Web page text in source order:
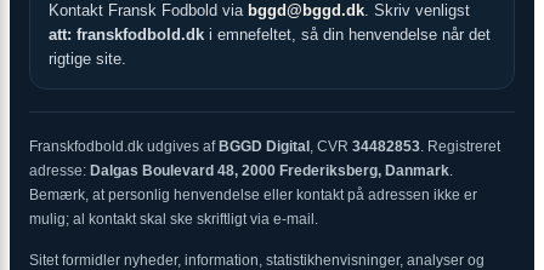
Kontakt Fransk Fodbold via bggd@bggd.dk. Skriv venligst
att: franskfodbold.dk i emnefeltet, så din henvendelse når det
rigtige site.
Franskfodbold.dk udgives af BGGD Digital , CVR 34482853. Registreret
adresse: Dalgas Boulevard 48, 2000 Frederiksberg, Danmark.
Bemærk, at personlig henvendelse eller kontakt på adressen ikke er
mulig; al kontakt skal ske skriftligt via e-mail.
Sitet formidler nyheder, information, statistikhenvisninger, analyser og